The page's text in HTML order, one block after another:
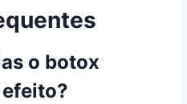
o botox